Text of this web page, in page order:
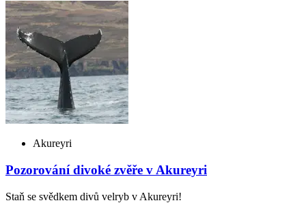
Akureyri
Pozorování divoké zvěře v Akureyri
Staň se svědkem divů velryb v Akureyri!